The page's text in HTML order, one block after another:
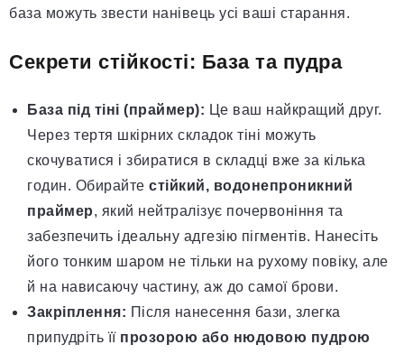
база можуть звести нанівець усі ваші старання.
Секрети стійкості: База та пудра
База під тіні (праймер): Це ваш найкращий друг.
Через тертя шкірних складок тіні можуть
скочуватися і збиратися в складці вже за кілька
годин. Обирайте стійкий, водонепроникний
праймер, який нейтралізує почервоніння та
забезпечить ідеальну адгезію пігментів. Нанесіть
його тонким шаром не тільки на рухому повіку, але
й на нависаючу частину, аж до самої брови.
Закріплення: Після нанесення бази, злегка
припудріть її прозорою або нюдовою пудрою